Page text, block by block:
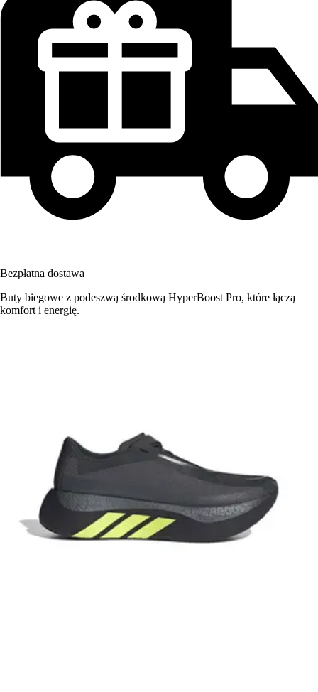
Bezpłatna dostawa
Buty biegowe z podeszwą środkową HyperBoost Pro, które łączą
komfort i energię.